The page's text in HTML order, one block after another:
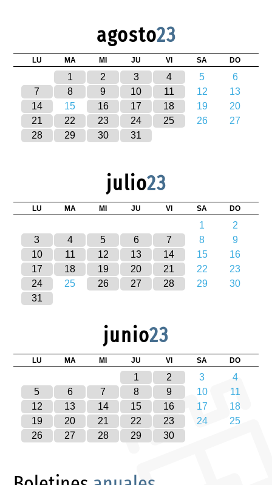
agosto23
LU MA MI JU VI SA DO
1 2 3 4 5
6
7
8 9 10 11 12
13
14
15 16 17 18 19
20
21
22 23 24 25 26
27
28
29 30 31
julio23
LU MA MI JU VI SA DO
1
2
3
4 5 6 7 8
9
10
11 12 13 14 15
16
17
18 19 20 21 22
23
24
25 26 27 28 29
30
31
junio23
LU MA MI JU VI SA DO
1 2 3
4
5
6 7 8 9 10
11
12
13 14 15 16 17
18
19
20 21 22 23 24
25
26
27 28 29 30